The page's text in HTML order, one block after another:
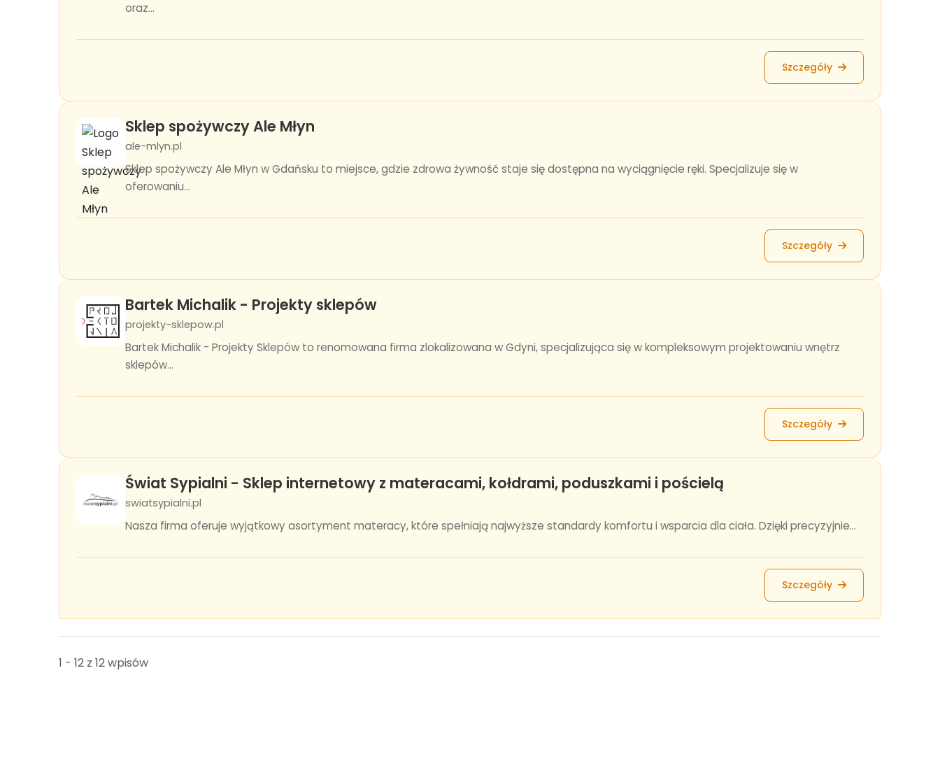
oraz...
Szczegóły
Sklep spożywczy Ale Młyn
ale-mlyn.pl
Sklep spożywczy Ale Młyn w Gdańsku to miejsce, gdzie zdrowa żywność staje się dostępna na wyciągnięcie ręki. Specjalizuje się w
oferowaniu...
Szczegóły
Bartek Michalik - Projekty sklepów
projekty-sklepow.pl
Bartek Michalik - Projekty Sklepów to renomowana firma zlokalizowana w Gdyni, specjalizująca się w kompleksowym projektowaniu wnętrz
sklepów...
Szczegóły
Świat Sypialni - Sklep internetowy z materacami, kołdrami, poduszkami i pościelą
swiatsypialni.pl
Nasza firma oferuje wyjątkowy asortyment materacy, które spełniają najwyższe standardy komfortu i wsparcia dla ciała. Dzięki precyzyjnie...
Szczegóły
1 - 12 z 12 wpisów